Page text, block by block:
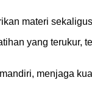
materi
yang terukur,
menjaga